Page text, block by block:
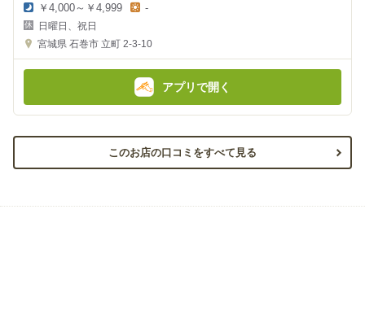
夜
の
金
￥4,000～￥4,999
金
-
日曜日、祝日
宮城県 石巻市 立町 2-3-10
アプリで開く
このお店の口コミをすべて見る